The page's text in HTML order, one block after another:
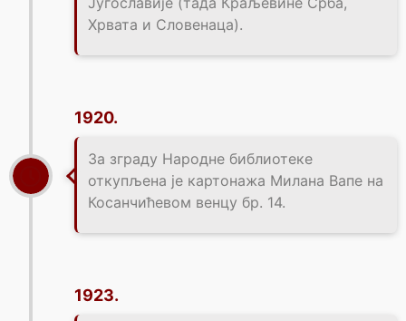
Хрвата и Словенаца).
1920.
За зграду Народне библиотеке
откупљена је картонажа Милана Вапе на
Косанчићевом венцу бр. 14.
1923.